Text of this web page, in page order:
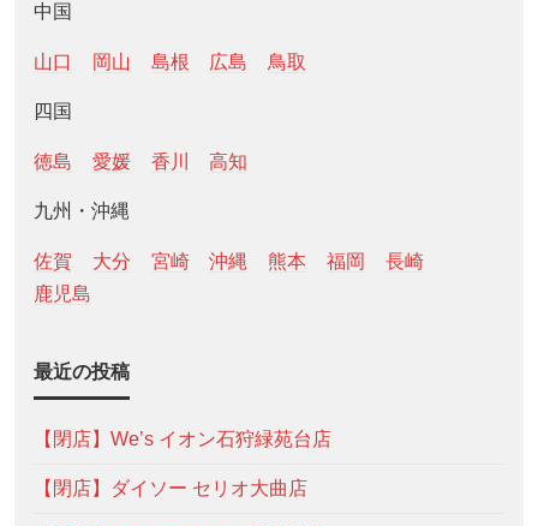
中国
山口 岡山 島根 広島 鳥取
四国
徳島 愛媛 香川 高知
九州・沖縄
佐賀 大分 宮崎 沖縄 熊本 福岡
長崎
鹿児島
最近の投稿
【閉店】We’s イオン石狩緑苑台店
【閉店】ダイソー セリオ大曲店